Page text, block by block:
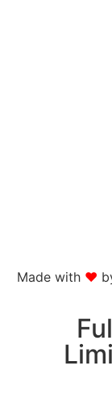
Made with ❤